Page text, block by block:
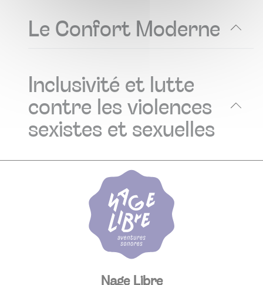
Le Confort Moderne
Inclusivité et lutte
contre les violences
sexistes et sexuelles
Nage Libre